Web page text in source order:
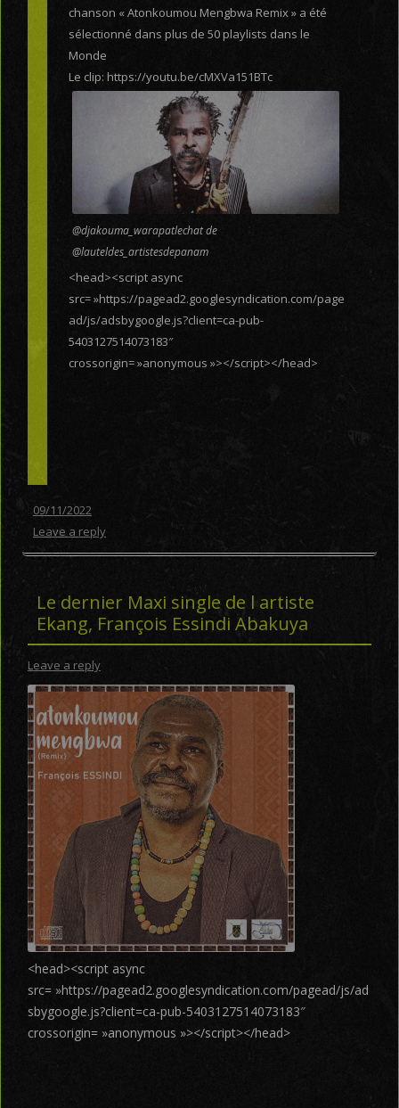
chanson « Atonkoumou Mengbwa Remix » a été
sélectionné dans plus de 50 playlists dans le
Monde
Le clip: https://youtu.be/cMXVa151BTc
@djakouma_warapatlechat de
@lauteldes_artistesdepanam
<head><script async
src= »https://pagead2.googlesyndication.com/page
ad/js/adsbygoogle.js?client=ca-pub-
5403127514073183″
crossorigin= »anonymous »></script></head>
09/11/2022
Leave a reply
Le dernier Maxi single de l artiste
Ekang, François Essindi Abakuya
Leave a reply
<head><script async
src= »https://pagead2.googlesyndication.com/pagead/js/ad
sbygoogle.js?client=ca-pub-5403127514073183″
crossorigin= »anonymous »></script></head>